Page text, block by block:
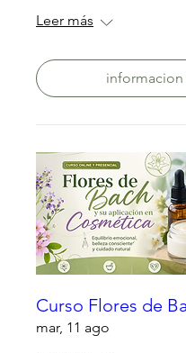
Leer más
informacion
Curso Flores de
mar, 11 ago